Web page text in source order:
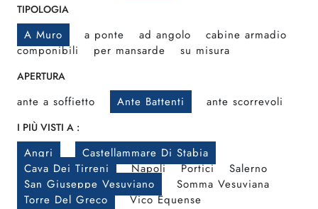
TIPOLOGIA
A Muro a ponte ad angolo
cabine armadio
componibili
per mansarde su misura
APERTURA
ante a soffietto Ante Battenti ante scorrevoli
I PIÙ VISTI A :
Angri
Castellammare Di Stabia
Cava Dei Tirreni
Napoli Portici
Salerno
San Giuseppe Vesuviano
Somma Vesuviana
Torre Del Greco
Vico Equense